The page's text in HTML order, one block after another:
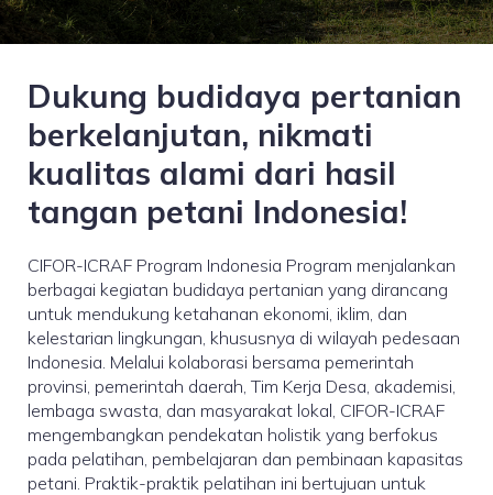
Dukung budidaya pertanian
berkelanjutan, nikmati
kualitas alami dari hasil
tangan petani Indonesia!
CIFOR-ICRAF Program Indonesia Program menjalankan
berbagai kegiatan budidaya pertanian yang dirancang
untuk mendukung ketahanan ekonomi, iklim, dan
kelestarian lingkungan, khususnya di wilayah pedesaan
Indonesia. Melalui kolaborasi bersama pemerintah
provinsi, pemerintah daerah, Tim Kerja Desa, akademisi,
lembaga swasta, dan masyarakat lokal, CIFOR-ICRAF
mengembangkan pendekatan holistik yang berfokus
pada pelatihan, pembelajaran dan pembinaan kapasitas
petani. Praktik-praktik pelatihan ini bertujuan untuk